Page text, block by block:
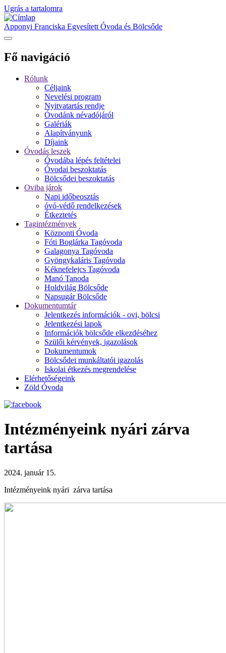
Ugrás a tartalomra
Apponyi Franciska Egyesített Óvoda és Bölcsőde
Fő navigáció
Rólunk
Céljaink
Nevelési program
Nyitvatartás rendje
Óvodánk névadójáról
Galériák
Alapítványunk
Díjaink
Óvodás leszek
Óvodába lépés feltételei
Óvodai beszoktatás
Bölcsődei beszoktatás
Oviba járok
Napi időbeosztás
óvó-védő rendelkezések
Étkeztetés
Tagintézmények
Központi Óvoda
Fóti Boglárka Tagóvoda
Galagonya Tagóvoda
Gyöngykaláris Tagóvoda
Kéknefelejcs Tagóvoda
Manó Tanoda
Holdvilág Bölcsőde
Napsugár Bölcsőde
Dokumentumtár
Jelentkezés információk - ovi, bölcsi
Jelentkezési lapok
Információk bölcsőde elkezdéséhez
Szülői kérvények, igazolások
Dokumentumok
Bölcsődei munkáltatói igazolás
Iskolai étkezés megrendelése
Elérhetőségeink
Zöld Óvoda
Intézményeink nyári zárva
tartása
2024. január 15.
Intézményeink nyári zárva tartása